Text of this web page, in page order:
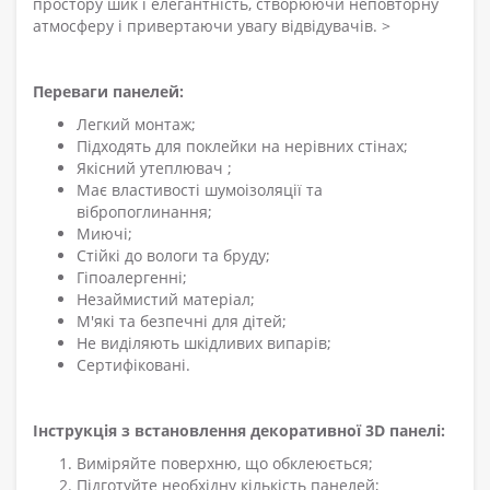
атмосферу і привертаючи увагу відвідувачів. >
Переваги панелей:
Легкий монтаж;
Підходять для поклейки на нерівних стінах;
Якісний утеплювач ;
Має властивості шумоізоляції та
вібропоглинання;
Миючі;
Стійкі до вологи та бруду;
Гіпоалергенні;
Незаймистий матеріал;
М'які та безпечні для дітей;
Не виділяють шкідливих випарів;
Сертифіковані.
Інструкція з встановлення декоративної 3D панелі:
Виміряйте поверхню, що обклеюється;
Підготуйте необхідну кількість панелей;